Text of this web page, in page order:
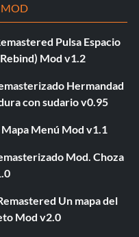
MOD
Pulsa Espacio
Mod v1.2
Hermandad
con sudario v0.95
Menú Mod v1.1
Mod. Choza
Un mapa del
Mod v2.0